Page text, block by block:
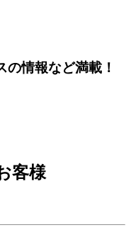
情報など満載！
客様